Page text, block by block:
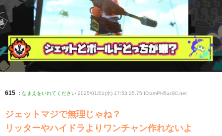
615 : なまえをいれてください 2025/01/01(水) 17:53:25.75 ID:zmPH5uc90 .net
ジェットマジで無理じゃね？
リッターやハイドラよりワンチャン作れないよ